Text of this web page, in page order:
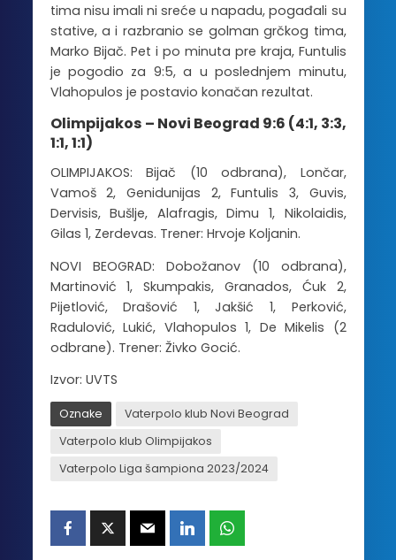
tima nisu imali ni sreće u napadu, pogađali su
stative, a i razbranio se golman grčkog tima,
Marko Bijač. Pet i po minuta pre kraja, Funtulis
je pogodio za 9:5, a u poslednjem minutu,
Vlahopulos je postavio konačan rezultat.
Olimpijakos – Novi Beograd 9:6 (4:1, 3:3,
1:1, 1:1)
OLIMPIJAKOS: Bijač (10 odbrana), Lončar,
Vamoš 2, Genidunijas 2, Funtulis 3, Guvis,
Dervisis, Bušlje, Alafragis, Dimu 1, Nikolaidis,
Gilas 1, Zerdevas. Trener: Hrvoje Koljanin.
NOVI BEOGRAD: Dobožanov (10 odbrana),
Martinović 1, Skumpakis, Granados, Ćuk 2,
Pijetlović, Drašović 1, Jakšić 1, Perković,
Radulović, Lukić, Vlahopulos 1, De Mikelis (2
odbrane). Trener: Živko Gocić.
Izvor: UVTS
Oznake
Vaterpolo klub Novi Beograd
Vaterpolo klub Olimpijakos
Vaterpolo Liga šampiona 2023/2024